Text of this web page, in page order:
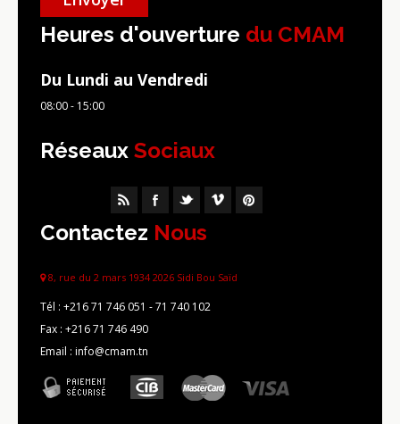
Heures d'ouverture du CMAM
Du Lundi au Vendredi
08:00 - 15:00
Réseaux Sociaux
Contactez Nous
8, rue du 2 mars 1934 2026 Sidi Bou Saïd
Tél : +216 71 746 051 - 71 740 102
Fax : +216 71 746 490
Email : info@cmam.tn